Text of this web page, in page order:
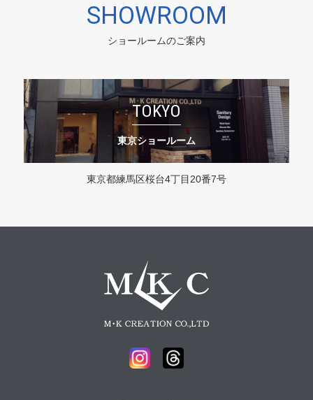
SHOWROOM
ショールームのご案内
TOKYO
東京ショールーム
東京都練馬区桜台4丁目20番7号